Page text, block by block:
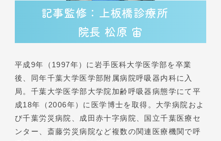
記事監修：上板橋診療所
院長 松原 宙
平成9年（1997年）に岩手医科大学医学部を卒業
後、同年千葉大学医学部附属病院呼吸器内科に入
局。千葉大学医学部大学院加齢呼吸器病態学にて平
成18年（2006年）に医学博士を取得。大学病院およ
び千葉労災病院、成田赤十字病院、国立千葉医療セ
ンター、斎藤労災病院など複数の関連医療機関で呼